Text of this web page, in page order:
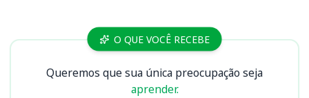
Cursos O QUE VOCÊ RECEBE
Queremos que sua única preocupação seja
aprender.